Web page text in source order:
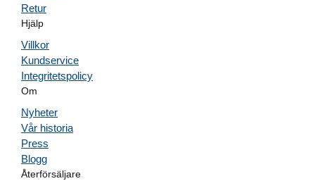
Retur
Hjälp
Villkor
Kundservice
Integritetspolicy
Om
Nyheter
Vår historia
Press
Blogg
Återförsäljare